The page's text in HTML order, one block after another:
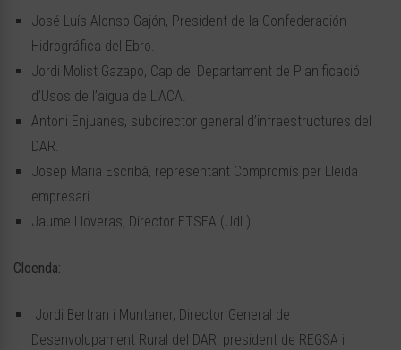
José Luís Alonso Gajón, President de la Confederación
Hidrográfica del Ebro.
Jordi Molist Gazapo, Cap del Departament de Planificació
d’Usos de l’aigua de L’ACA.
Antoni Enjuanes, subdirector general d’infraestructures del
DAR.
Josep Maria Escribà, representant Compromís per Lleida i
empresari.
Jaume Lloveras, Director ETSEA (UdL).
Cloenda:
Jordi Bertran i Muntaner, Director General de
Desenvolupament Rural del DAR, president de REGSA i